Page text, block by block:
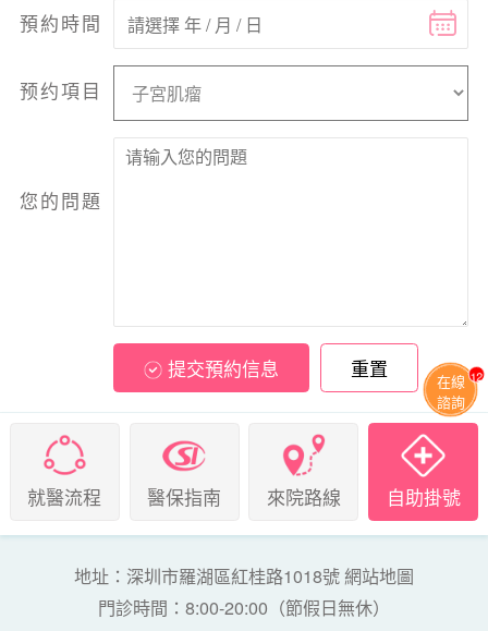
預約時間
预约項目
您的問題
提交預約信息 重置
就醫流程 醫保指南 來院路線 自助掛號
地址：深圳市羅湖區紅桂路1018號網站地圖
門診時間：8:00-20:00（節假日無休）
在線
諮詢
12